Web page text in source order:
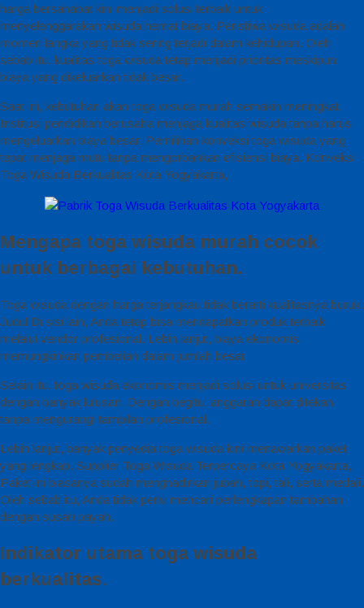
harga bersahabat kini menjadi solusi terbaik untuk
menyelenggarakan wisuda hemat biaya. Peristiwa wisuda adalah
momen langka yang tidak sering terjadi dalam kehidupan. Oleh
sebab itu, kualitas toga wisuda tetap menjadi prioritas meskipun
biaya yang dikeluarkan tidak besar.
Saat ini, kebutuhan akan toga wisuda murah semakin meningkat.
Institusi pendidikan berusaha menjaga kualitas wisuda tanpa harus
mengeluarkan biaya besar. Pemilihan konveksi toga wisuda yang
tepat menjaga mutu tanpa mengorbankan efisiensi biaya. Konveksi
Toga Wisuda Berkualitas Kota Yogyakarta,
Mengapa toga wisuda murah cocok
untuk berbagai kebutuhan.
Toga wisuda dengan harga terjangkau tidak berarti kualitasnya buruk.
Judul Di sisi lain, Anda tetap bisa mendapatkan produk terbaik
melalui vendor profesional. Lebih lanjut, biaya ekonomis
memungkinkan pembelian dalam jumlah besar.
Selain itu, toga wisuda ekonomis menjadi solusi untuk universitas
dengan banyak lulusan. Dengan begitu, anggaran dapat ditekan
tanpa mengurangi tampilan profesional.
Lebih lanjut, banyak penyedia toga wisuda kini menawarkan paket
yang lengkap. Supplier Toga Wisuda Terpercaya Kota Yogyakarta,
Paket ini biasanya sudah menghadirkan jubah, topi, tali, serta medali.
Oleh sebab itu, Anda tidak perlu mencari perlengkapan tambahan
dengan susah payah.
Indikator utama toga wisuda
berkualitas.